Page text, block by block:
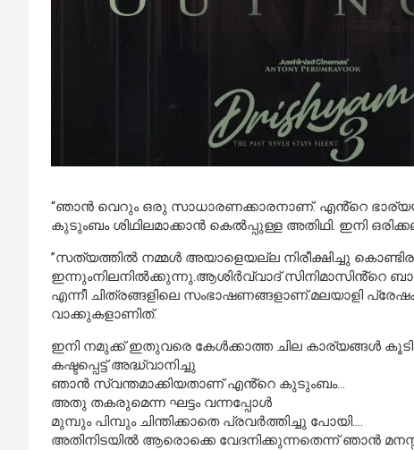
“ഞാൻ വെറും ഒരു സാധാരണക്കാരനാണ്. എൻ്റെ
കുടുംബം ശിഥിലമാക്കാൻ കെൽപ്പുള്ള അതിഥി. ഇനി
”സത്യത്തിൽ നമ്മൾ അയാളെയല്ല നിരീക്ഷിച്ചു
ഇന്നുംനിലനിൽക്കുന്നു.ആശിർവ്വാദ് സിനിമാസിൻ്റെ
എന്നീ ചിത്രങ്ങളിലെ സംഭാഷണങ്ങളാണ്.മലയാളി
വാക്കുകളാണിത്.
ഇനി നമുക്ക് ഇതുവരെ കേൾക്കാത്ത ചില കാര്യങ്ങൾ
കഷ്ടപ്പെട്ട് അദ്ധ്വാനിച്ചു
ഞാൻ സ്വന്തമാക്കിയതാണ് എൻ്റെ കുടുംബം…
അതു തകരുമെന്ന ഘട്ടം വന്നപ്പോൾ
മുമ്പും പിമ്പും ചിന്തിക്കാതെ പ്രവർത്തിച്ചു പോയി….
അതിനിടയിൽ ആരൊക്കെ വേദനിക്കുന്നതെന്ന് ഞാൻ